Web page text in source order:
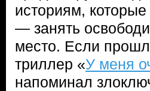
историям,
— занять
место. Если
триллер «У меня
напоминал